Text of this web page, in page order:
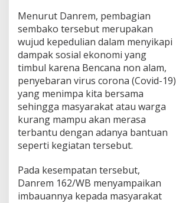
n
u
k
L
a
n
s
i
a
d
i
L
b
o
k
Menurut Danrem, pembagian
sembako tersebut merupakan
wujud kepedulian dalam menyikapi
dampak sosial ekonomi yang
timbul karena Bencana non alam,
penyebaran virus corona (Covid-19)
yang menimpa kita bersama
sehingga masyarakat atau warga
kurang mampu akan merasa
terbantu dengan adanya bantuan
seperti kegiatan tersebut.
Pada kesempatan tersebut,
Danrem 162/WB menyampaikan
imbauannya kepada masyarakat